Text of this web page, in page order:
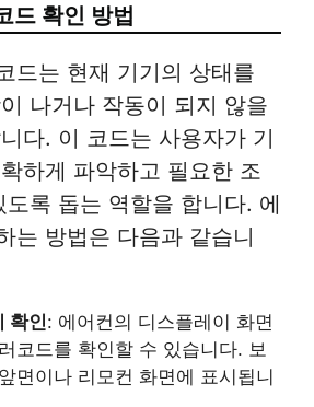
드 확인 방법
드는 현재 기기의 상태를
나거나 작동이 되지 않을
다. 이 코드는 사용자가 기
하게 파악하고 필요한 조
록 돕는 역할을 합니다. 에
는 방법은 다음과 같습니
확인: 에어컨의 디스플레이 화면
코드를 확인할 수 있습니다. 보
면이나 리모컨 화면에 표시됩니